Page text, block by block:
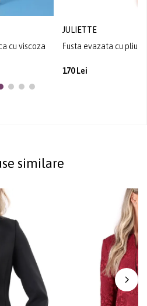
cu viscoza
JULIETTE
Fusta evazata cu pliuri
170 Lei
similare